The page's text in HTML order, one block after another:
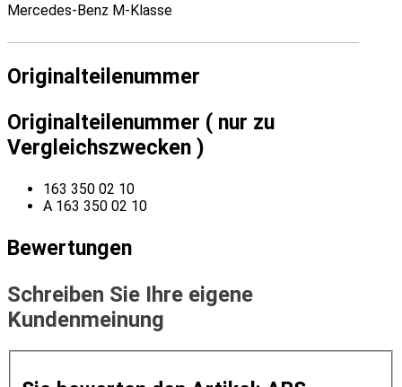
Mercedes-Benz M-Klasse
Originalteilenummer
Originalteilenummer ( nur zu
Vergleichszwecken )
163 350 02 10
A 163 350 02 10
Bewertungen
Schreiben Sie Ihre eigene
Kundenmeinung